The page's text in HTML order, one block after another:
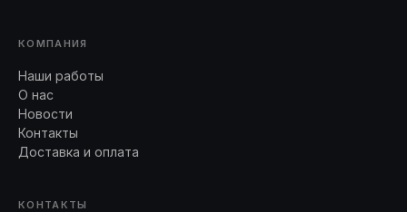
КОМПАНИЯ
Наши работы
О нас
Новости
Контакты
Доставка и оплата
КОНТАКТЫ